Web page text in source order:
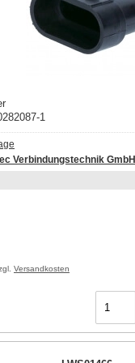
1
Verbindungstechnik GmbH
Versandkosten